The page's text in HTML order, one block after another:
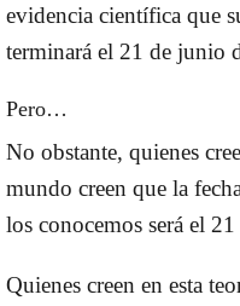
evidencia científica que
terminará el 21 de junio
Pero…
No obstante, quienes
mundo creen que la
los conocemos será el
Quienes creen en esta